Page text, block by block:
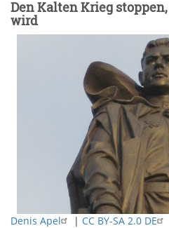
Den Kalten Krieg
wird
Denis Apel | CC BY-SA 2.0 DE